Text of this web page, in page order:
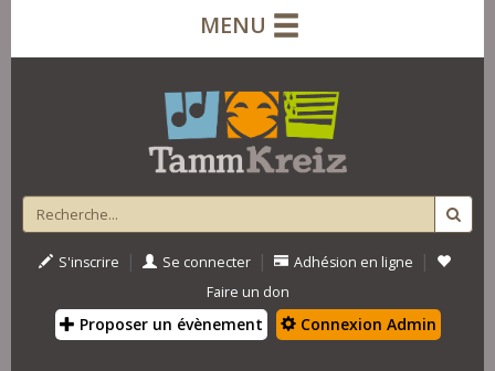
MENU
S'inscrire | Se connecter | Adhésion en ligne |
Faire un don
Proposer un évènement Connexion Admin